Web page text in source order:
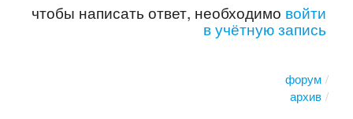
чтобы написать ответ, необходимо войти
в учётную запись
форум
архив